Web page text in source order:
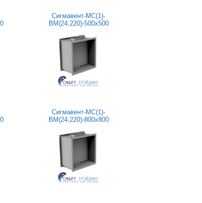
Сигмавент-МС(1)-
BM(24,220)-500х500
Сигмавент-МС(1)-
BM(24,220)-800х800